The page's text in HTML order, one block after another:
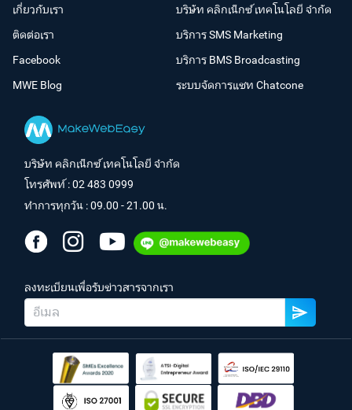
เกี่ยวกับเรา
ติดต่อเรา
Facebook
MWE Blog
บริษัท คลิกเน็กซ์ เทคโนโลยี จำกัด
บริการ SMS Marketing
บริการ BMS Broadcasting
ระบบจัดการแชท Chatcone
บริษัท คลิกเน็กซ์ เทคโนโลยี จำกัด
โทรศัพท์ :02 483 0999
ทำการทุกวัน : 09.00 - 21.00 น.
ลงทะเบียนเพื่อรับข่าวสารจากเรา